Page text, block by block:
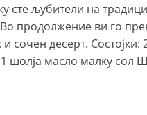
сте љубители на
продолжение ви го
и сочен десерт.
шолја масло малку сол